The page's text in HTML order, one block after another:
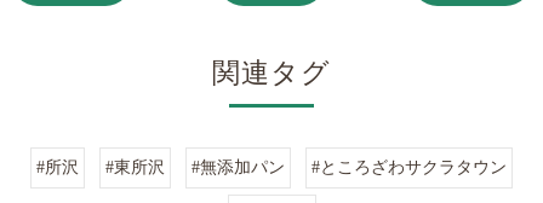
関連タグ
#所沢 #東所沢 #無添加パン #ところざわサクラタウン